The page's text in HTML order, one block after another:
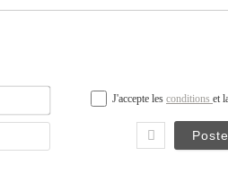
Nom*
Email
J'accepte les conditions et